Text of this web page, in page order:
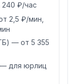
240 ₽/час
2,5 ₽/мин,
— от 5 355
— для юрлиц